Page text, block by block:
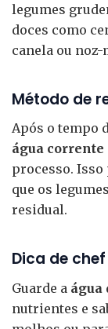
legumes
doces como
canela ou
Método de
Após o tempo
água corrente
processo.
que os
residual.
Dica de chef
Guarde a água
nutrientes e